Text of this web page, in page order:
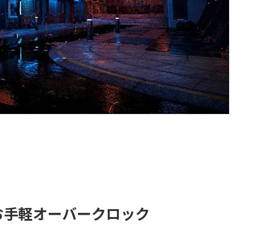
軽オーバークロック